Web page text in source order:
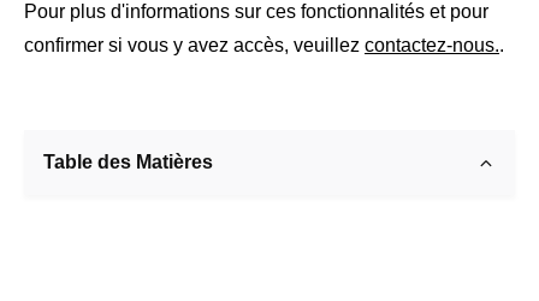
Pour plus d'informations sur ces fonctionnalités et pour
confirmer si vous y avez accès, veuillez contactez-nous..
Table des Matières